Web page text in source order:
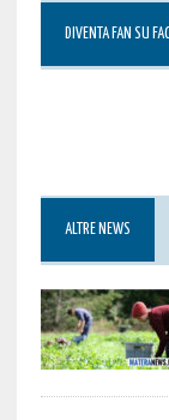
DIVENTA FAN SU
ALTRE NEWS